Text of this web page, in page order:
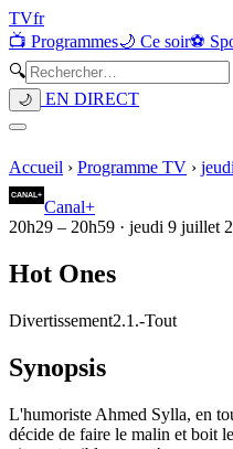
TVfr
📺 Programmes🌙 Ce soir⚽
🔍
🌙 EN DIRECT
Accueil › Programme TV ›
Canal+
20h29 – 20h59 · jeudi 9 juillet
Hot Ones
Divertissement2.1.-Tout
Synopsis
L'humoriste Ahmed Sylla, en
décide de faire le malin et boit